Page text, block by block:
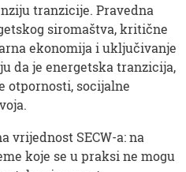
tranzicije. Pravedna
siromaštva, kritične
ekonomija i uključivanje
da je energetska tranzicija,
otpornosti, socijalne
vrijednost SECW-a: na
koje se u praksi ne mogu